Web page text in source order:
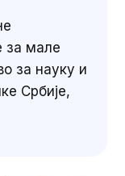
за мале
за науку и
Србије,